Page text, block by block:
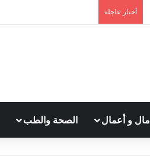
أخبار عاجلة
مال و أعمال الصحة والطب